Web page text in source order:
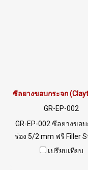
ซีลยางขอบกระจก
GR-EP-002
GR-EP-002 ซีลยางขอ
ร่อง 5/2 mm ฟรี Filler
ตั้งง่าย ใช้ได้กับเรือ เครื่
เปรียบเทียบ